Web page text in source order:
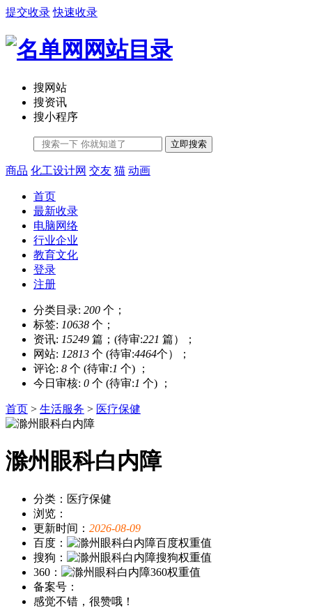
提交收录 快速收录
搜网站
搜资讯
搜小程序
立即搜索
商品 化工设计网 交友 猫 动画
首页
最新收录
电脑网络
行业企业
教育文化
登录
注册
分类目录: 200 个；
标签: 10638 个；
资讯: 15249 篇；(待审:221 篇）；
网站: 12813 个 (待审:4464个）；
评论: 8 个 (待审:1 个) ；
今日审核: 0 个 (待审:1 个) ；
首页 > 生活服务 > 医疗保健
滁州眼科白内障
分类：医疗保健
浏览：
更新时间： 2026-08-09
百度：
搜狗：
360：
备案号：
感觉不错，很赞哦！